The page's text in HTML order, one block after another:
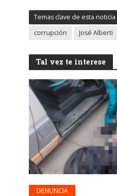
Temas clave de esta noticia
corrupción
José Alberti
Tal vez te interese
DENUNCIA